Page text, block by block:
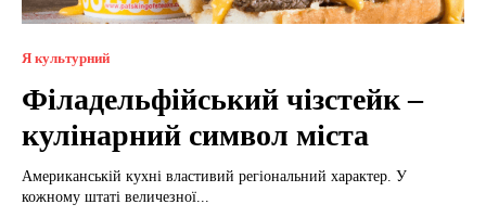
Я культурний
Філадельфійський чізстейк –
кулінарний символ міста
Американській кухні властивий регіональний характер. У
кожному штаті величезної...